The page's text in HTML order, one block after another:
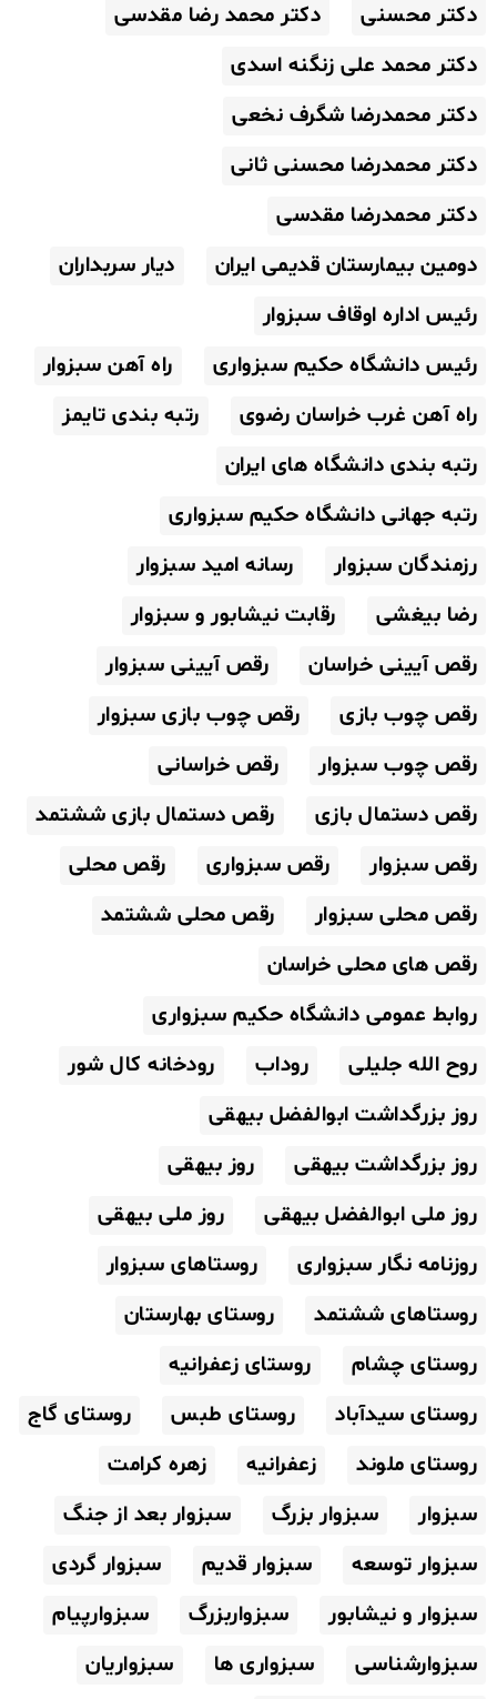
دکتر محسنی
دکتر محمد رضا مقدسی
دکتر محمد علی زنگنه اسدی
دکتر محمدرضا شگرف نخعی
دکتر محمدرضا محسنی ثانی
دکتر محمدرضا مقدسی
دومین بیمارستان قدیمی ایران
دیار سربداران
رئیس اداره اوقاف سبزوار
رئیس دانشگاه حکیم سبزواری
راه آهن سبزوار
راه آهن غرب خراسان رضوی
رتبه بندی تایمز
رتبه بندی دانشگاه های ایران
رتبه جهانی دانشگاه حکیم سبزواری
رزمندگان سبزوار
رسانه امید سبزوار
رضا بیغشی
رقابت نیشابور و سبزوار
رقص آیینی خراسان
رقص آیینی سبزوار
رقص چوب بازی
رقص چوب بازی سبزوار
رقص چوب سبزوار
رقص خراسانی
رقص دستمال بازی
رقص دستمال بازی ششتمد
رقص سبزوار
رقص سبزواری
رقص محلی
رقص محلی سبزوار
رقص محلی ششتمد
رقص های محلی خراسان
روابط عمومی دانشگاه حکیم سبزواری
روح الله جلیلی
روداب
رودخانه کال شور
روز بزرگداشت ابوالفضل بیهقی
روز بزرگداشت بیهقی
روز بیهقی
روز ملی ابوالفضل بیهقی
روز ملی بیهقی
روزنامه نگار سبزواری
روستاهای سبزوار
روستاهای ششتمد
روستای بهارستان
روستای چشام
روستای زعفرانیه
روستای سیدآباد
روستای طبس
روستای گاج
روستای ملوند
زعفرانیه
زهره کرامت
سبزوار
سبزوار بزرگ
سبزوار بعد از جنگ
سبزوار توسعه
سبزوار قدیم
سبزوار گردی
سبزوار و نیشابور
سبزواربزرگ
سبزوارپیام
سبزوارشناسی
سبزواری ها
سبزواریان